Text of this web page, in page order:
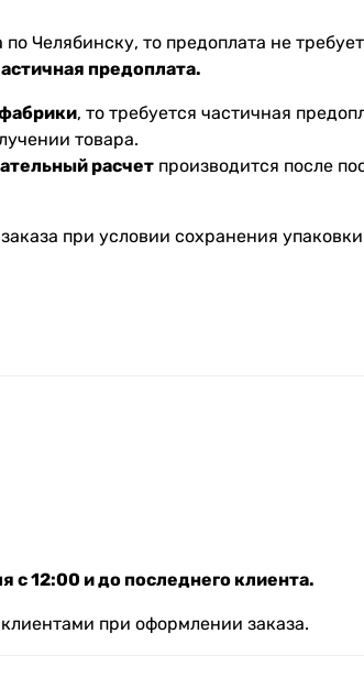
по Челябинску, то предоплата не
предоплата.
, то требуется частичная
товара.
расчет производится после
при условии сохранения
с 12:00 и до последнего клиента.
при оформлении заказа.